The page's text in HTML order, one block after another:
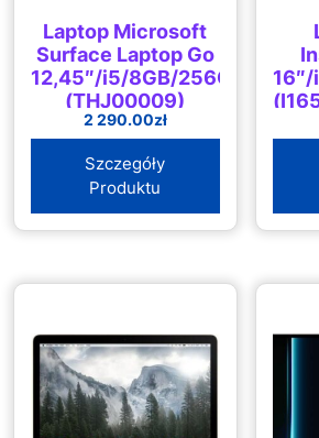
Laptop Microsoft
Surface Laptop Go
12,45″/i5/8GB/256GB/Win10
(THJ00009)
2 290.00zł
Szczegóły
Produktu